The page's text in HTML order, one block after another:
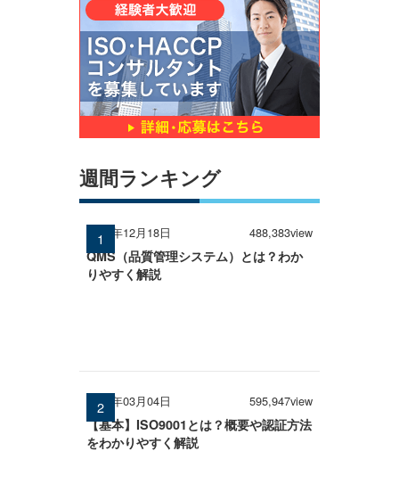
週間ランキング
2024年12月18日 488,383view
QMS（品質管理システム）とは？わか
りやすく解説
2026年03月04日 595,947view
【基本】ISO9001とは？概要や認証方法
をわかりやすく解説